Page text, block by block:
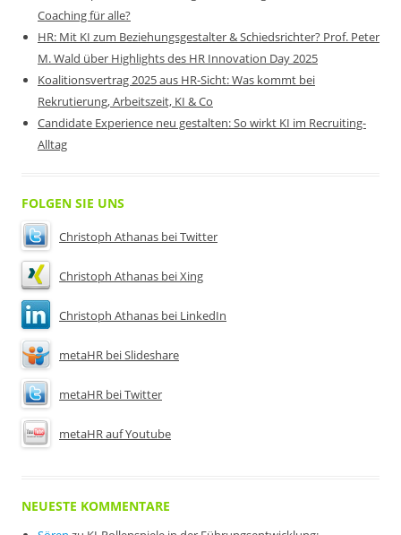
Coaching für alle?
HR: Mit KI zum Beziehungsgestalter & Schiedsrichter? Prof. Peter
M. Wald über Highlights des HR Innovation Day 2025
Koalitionsvertrag 2025 aus HR-Sicht: Was kommt bei
Rekrutierung, Arbeitszeit, KI & Co
Candidate Experience neu gestalten: So wirkt KI im Recruiting-
Alltag
FOLGEN SIE UNS
Christoph Athanas bei Twitter
Christoph Athanas bei Xing
Christoph Athanas bei LinkedIn
metaHR bei Slideshare
metaHR bei Twitter
metaHR auf Youtube
NEUESTE KOMMENTARE